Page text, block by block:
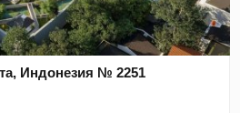
Индонезия № 2251